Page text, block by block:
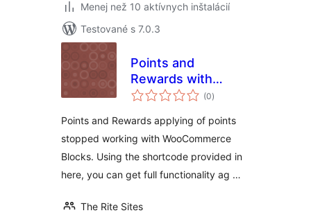
Menej než 10 aktívnych inštalácií
Testované s 7.0.3
Points and
Rewards with
WooCommerce
(0celkové
hodnotenie
)
Points and Rewards applying of points
stopped working with WooCommerce
Blocks. Using the shortcode provided in
here, you can get full functionality ag …
The Rite Sites